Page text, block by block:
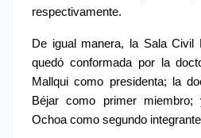
respectivamente.
De igual manera, la Sala Civil
quedó conformada por la
Mallqui como presidenta; la
Béjar como primer
Ochoa como segundo